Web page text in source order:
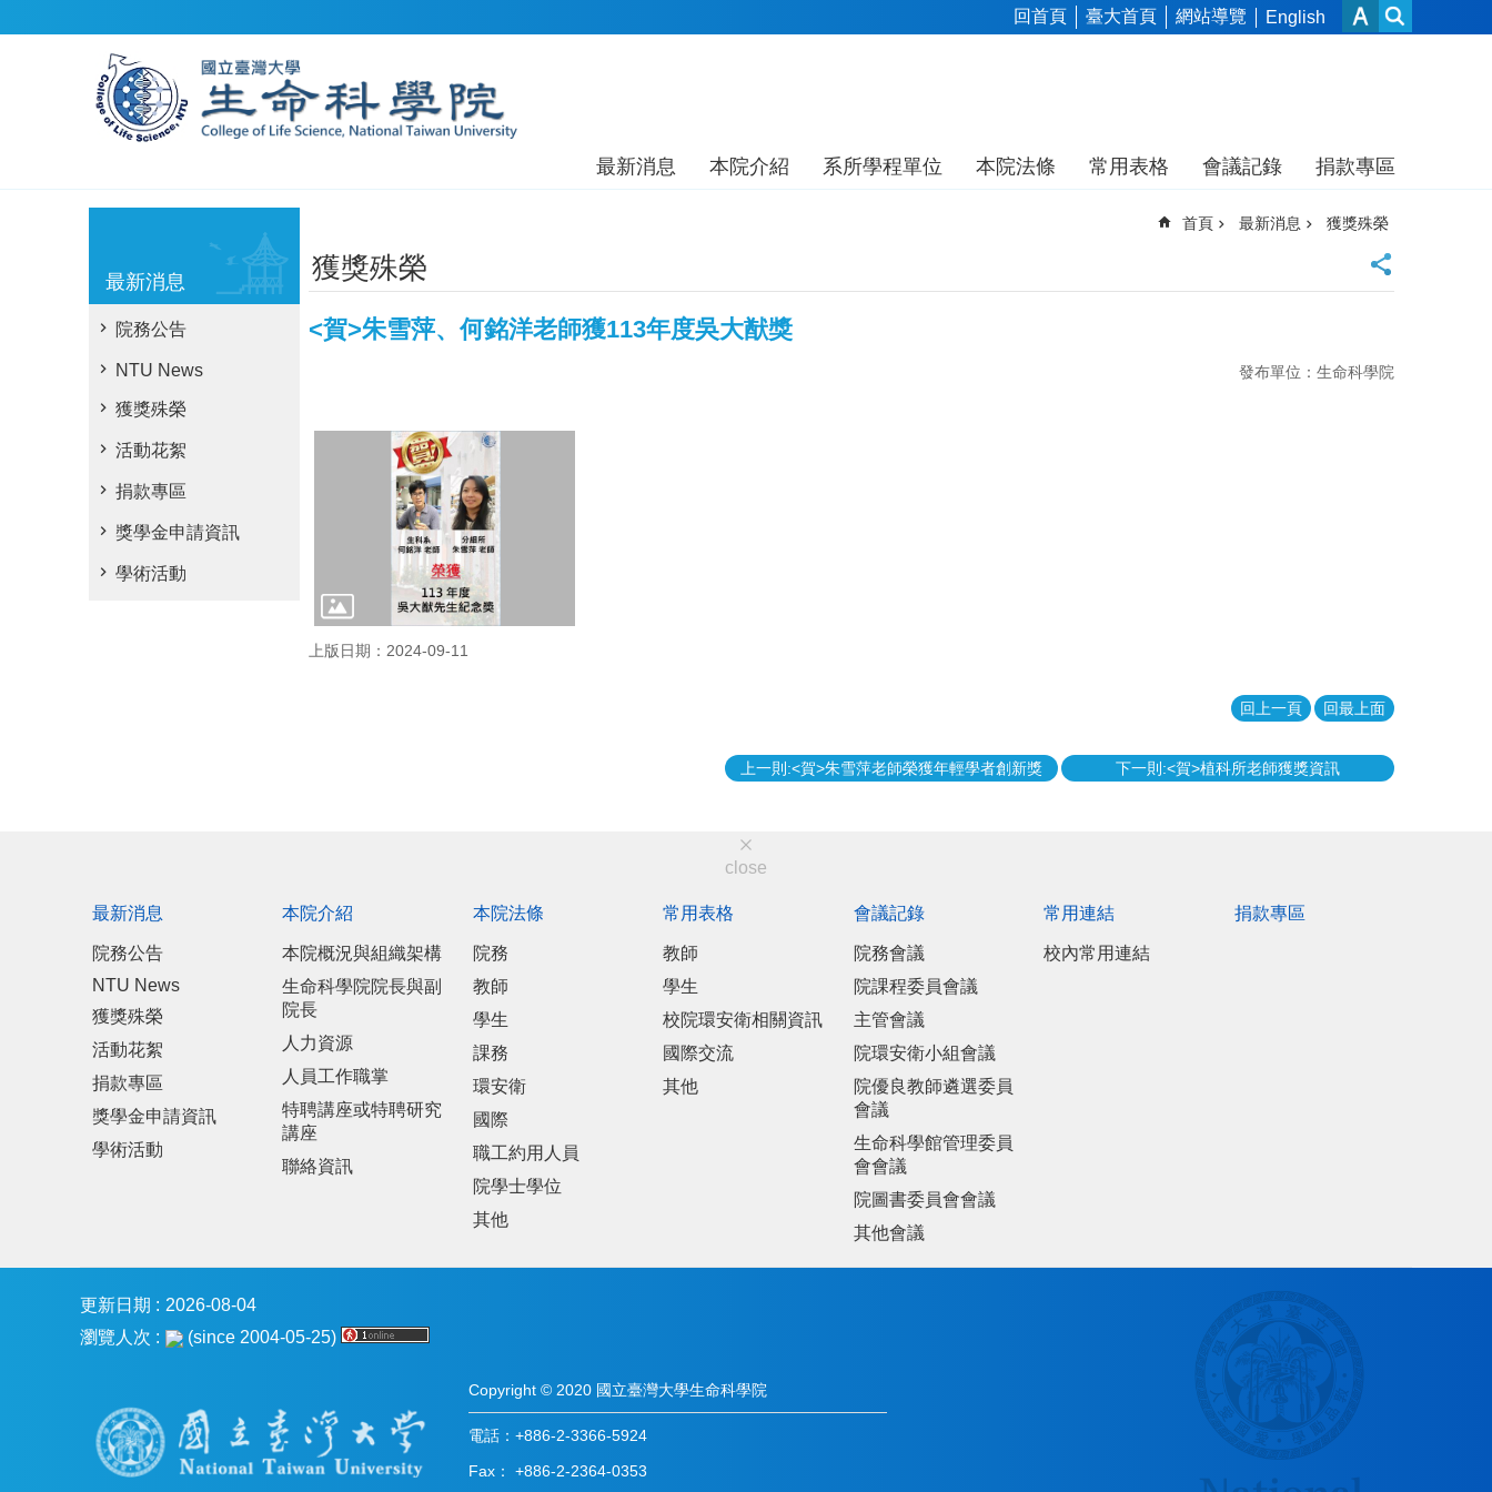
回首頁 臺大首頁 網站導覽 English
最新消息 本院介紹 系所學程單位 本院法條 常用表格 會議記錄 捐款專區
最新消息
院務公告
NTU News
獲獎殊榮
活動花絮
捐款專區
獎學金申請資訊
學術活動
首頁 最新消息 獲獎殊榮
獲獎殊榮
<賀>朱雪萍、何銘洋老師獲113年度吳大猷獎
發布單位：生命科學院
上版日期：2024-09-11
回上一頁 回最上面
上一則:<賀>朱雪萍老師榮獲年輕學者創新獎 下一則:<賀>植科所老師獲獎資訊
close
最新消息
院務公告
NTU News
獲獎殊榮
活動花絮
捐款專區
獎學金申請資訊
學術活動
本院介紹
本院概況與組織架構
生命科學院院長與副
院長
人力資源
人員工作職掌
特聘講座或特聘研究
講座
聯絡資訊
本院法條
院務
教師
學生
課務
環安衛
國際
職工約用人員
院學士學位
其他
常用表格
教師
學生
校院環安衛相關資訊
國際交流
其他
會議記錄
院務會議
院課程委員會議
主管會議
院環安衛小組會議
院優良教師遴選委員
會議
生命科學館管理委員
會會議
院圖書委員會會議
其他會議
常用連結
校內常用連結
捐款專區
更新日期
2026-08-04
瀏覽人次
(since 2004-05-25)
Copyright © 2020 國立臺灣大學生命科學院
電話：+886-2-3366-5924
Fax： +886-2-2364-0353